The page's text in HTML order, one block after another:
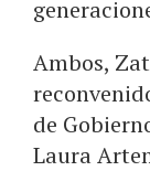
Ambos,
de
Laura